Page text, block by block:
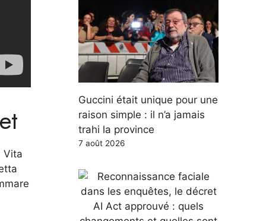
Vita
Guccini était unique pour une
raison simple : il n’a jamais
trahi la province
7 août 2026